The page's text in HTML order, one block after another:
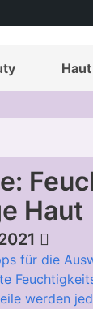
Haut
Haut
für die
werden